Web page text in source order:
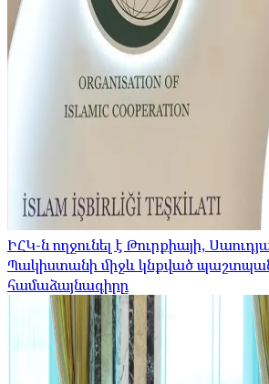
ԻՀԿ-ն ողջունել է Թուրքիայի,
Պակիստանի միջև կնքված
համաձայնագիրը